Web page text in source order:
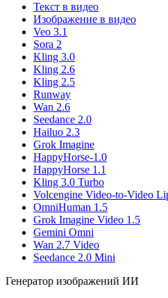
Текст в видео
Изображение в видео
Veo 3.1
Sora 2
Kling 3.0
Kling 2.6
Kling 2.5
Runway
Wan 2.6
Seedance 2.0
Hailuo 2.3
Grok Imagine
HappyHorse-1.0
HappyHorse 1.1
Kling 3.0 Turbo
Volcengine Video-to-Video
OmniHuman 1.5
Grok Imagine Video 1.5
Gemini Omni
Wan 2.7 Video
Seedance 2.0 Mini
Генератор изображений ИИ